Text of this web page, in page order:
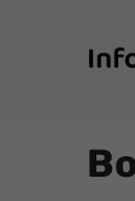
contenuto